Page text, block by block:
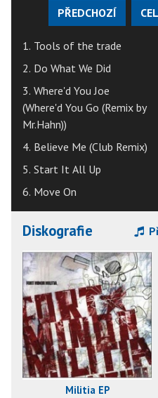
PŘEDCHOZÍ
1. Tools of the trade
2. Do What We Did
3. Where'd You Joe
(Where'd You Go (Remix by
Mr.Hahn))
4. Believe Me (Club Remix)
5. Start It All Up
6. Move On
Diskografie
Militia EP